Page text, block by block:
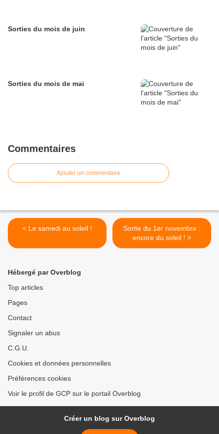
Sorties du mois de juin
Sorties du mois de mai
Commentaires
Ajouter un commentaire
< Le samedi au soleil !
Sortie du 1er novembre :
encore du soleil ! >
Hébergé par Overblog
Top articles
Pages
Contact
Signaler un abus
C.G.U.
Cookies et données personnelles
Préférences cookies
Voir le profil de GCP sur le portail Overblog
Créer un blog sur Overblog